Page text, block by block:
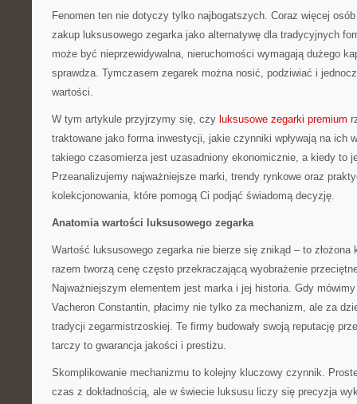
Fenomen ten nie dotyczy tylko najbogatszych. Coraz więcej
zakup luksusowego zegarka jako alternatywę dla tradycyjnych
może być nieprzewidywalna, nieruchomości wymagają dużego
sprawdza. Tymczasem zegarek można nosić, podziwiać i
wartości.
W tym artykule przyjrzymy się, czy luksusowe zegarki premium
traktowane jako forma inwestycji, jakie czynniki wpływają na ich
takiego czasomierza jest uzasadniony ekonomicznie, a kiedy to
Przeanalizujemy najważniejsze marki, trendy rynkowe oraz
kolekcjonowania, które pomogą Ci podjąć świadomą decyzję.
Anatomia wartości luksusowego zegarka
Wartość luksusowego zegarka nie bierze się znikąd – to złożona
razem tworzą cenę często przekraczającą wyobrażenie
Najważniejszym elementem jest marka i jej historia. Gdy
Vacheron Constantin, płacimy nie tylko za mechanizm, ale za
tradycji zegarmistrzoskiej. Te firmy budowały swoją reputację
tarczy to gwarancja jakości i prestiżu.
Skomplikowanie mechanizmu to kolejny kluczowy czynnik.
czas z dokładnością, ale w świecie luksusu liczy się precyzja